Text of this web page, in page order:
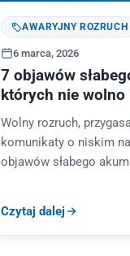
AWARYJNY ROZRUCH
6 marca, 2026
7 objawów
których nie wolno
Wolny rozruch,
komunikaty o niskim
objawów słabego
Czytaj dalej